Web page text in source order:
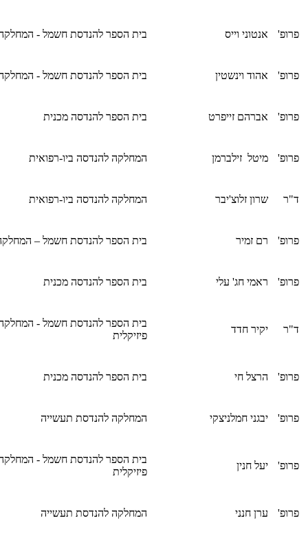
פרופ' אנטוני וייס בית הספר להנדסת חשמל -
פרופ' אהוד וינשטין בית הספר להנדסת חשמל -
פרופ' אברהם זייפרט בית הספר להנדסה מכנית
פרופ' מיטל זילברמן המחלקה להנדסה ביו-רפואית
ד"ר שרון זלוצ'יבר המחלקה להנדסה ביו-רפואית
פרופ' רם זמיר בית הספר להנדסת חשמל –
פרופ' ראמי חג' עלי בית הספר להנדסה מכנית
ד"ר יקיר חדד
בית הספר להנדסת חשמל -
פיזיקלית
פרופ' הרצל חי בית הספר להנדסה מכנית
פרופ' יבגני חמלניצקי המחלקה להנדסת תעשייה
פרופ' יעל חנין
בית הספר להנדסת חשמל -
פיזיקלית
פרופ' ערן חנני המחלקה להנדסת תעשייה